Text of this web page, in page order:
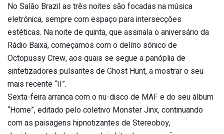
No Salão Brazil as três noites são focadas na música
eletrónica, sempre com espaço para intersecções
estéticas. Na noite de quinta, que assinala o aniversário da
Rádio Baixa, começamos com o delírio sónico de
Octopussy Crew, aos quais se segue a panóplia de
sintetizadores pulsantes de Ghost Hunt, a mostrar o seu
mais recente “II”.
Sexta-feira arranca com o nu-disco de MAF e do seu álbum
“Home”, editado pelo coletivo Monster Jinx, continuando
com as paisagens hipnotizantes de Stereoboy,